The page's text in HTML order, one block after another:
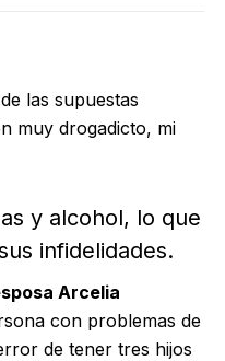
las supuestas
muy drogadicto, mi
y alcohol, lo que
infidelidades.
Arcelia
con problemas de
de tener tres hijos